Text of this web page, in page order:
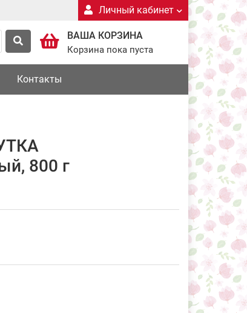
Личный кабинет
ВАША КОРЗИНА
Корзина пока пуста
Контакты
800 г